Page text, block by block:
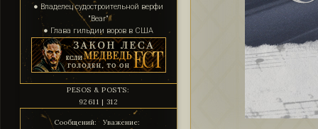
● Владелец судостроительной верфи
"Bear"
● Глава гильдии воров в США
PESOS & POSTS:
92611 | 312
Сообщений:
Уважение: